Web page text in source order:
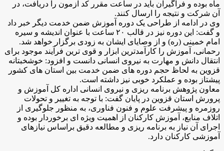
ماه بوده و فراگیران باید در ساعت مقرر کد آزمون را دریافت، در
آن شرکت و نتیجه را ارسال کنند.
وی در ادامه از طراحی یک دوره آموزش ضمن خدمت دیگر خبر داد
و گفت: این دوره نیز در قالب ۲۰ ساعت با عنوان اندیشه و سیره
امام خمینی (ره) و از وصایای ایشان به زودی برگزار خواهد شد.
رحمانی، آموزش را کارآمدترین ابزار و قوی ترین فرآیند موجود برای
انتقال دانش و مهارت به نیروی انسانی دانست و افزود: خوشخبتانه
قزوین به لحاظ حجم دوره های ضمن خدمت بین استان های کشور
پیشتاز بوده و عملکرد خوبی نیز داشته است.
معاون پژوهش برنامه ریزی و نیروی انسانی اداره کل آموزش و
پرورش استان قزوین در پایان گفت: با توجه به تغییر و تحولات
روزمره و پیشرفت علوم و فنون فناوری، به منظور جلوگیری از
اتلاف منابع، آموزش کارکنان از اهمیت ویژه ای برخوردار بوده و
اجرای آن نیاز به برنامه ریزی و مطالعه دقیق براساس نیازهای
آموزشی کارکنان دارد.